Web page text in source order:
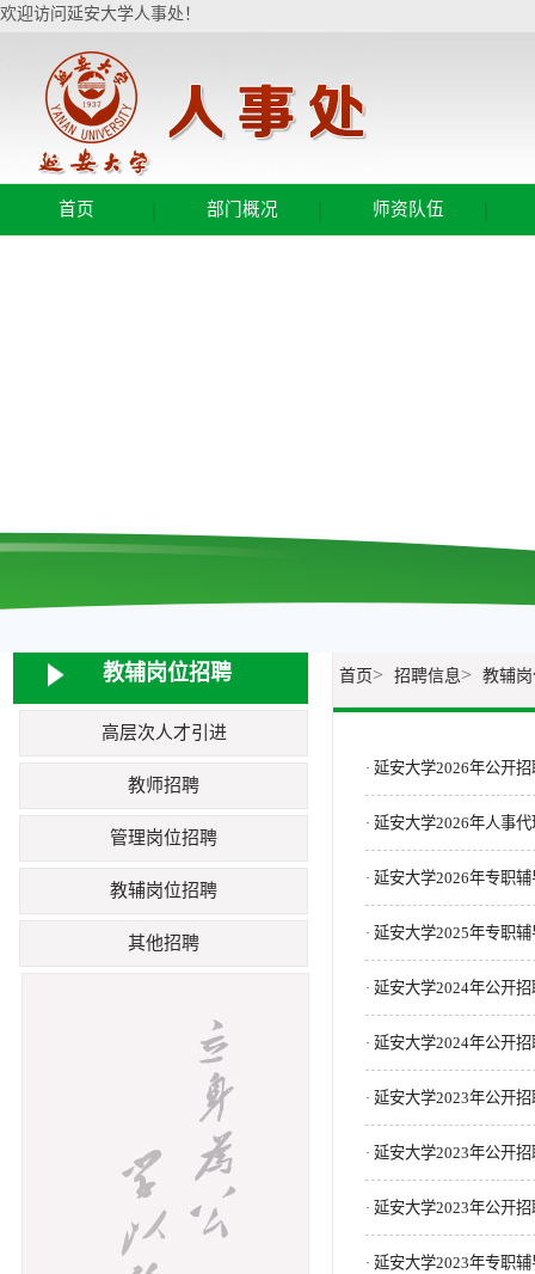
欢迎访问延安大学人事处！
首页 部门概况 师资队伍
教辅岗位招聘
高层次人才引进
教师招聘
管理岗位招聘
教辅岗位招聘
其他招聘
首页 > 招聘信息> 教辅
· 延安大学2026年公开
· 延安大学2026年人事
· 延安大学2026年专职
· 延安大学2025年专职
· 延安大学2024年公开
· 延安大学2024年公开
· 延安大学2023年公开
· 延安大学2023年公开
· 延安大学2023年公开
· 延安大学2023年专职